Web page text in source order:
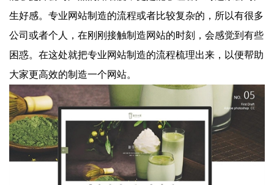
生好感。专业网站制造的流程或者比较复杂的，所以有很多
公司或者个人，在刚刚接触制造网站的时刻，会感觉到有些
困惑。在这处就把专业网站制造的流程梳理出来，以便帮助
大家更高效的制造一个网站。